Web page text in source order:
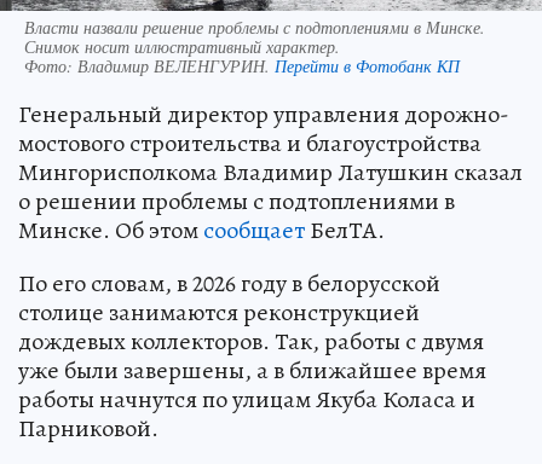
Власти назвали решение проблемы с подтоплениями в Минске.
Снимок носит иллюстративный характер.
Фото: Владимир ВЕЛЕНГУРИН. Перейти в Фотобанк КП
Генеральный директор управления дорожно-
мостового строительства и благоустройства
Мингорисполкома Владимир Латушкин сказал
о решении проблемы с подтоплениями в
Минске. Об этомсообщаетБелТА.
По его словам, в 2026 году в белорусской
столице занимаются реконструкцией
дождевых коллекторов. Так, работы с двумя
уже были завершены, а в ближайшее время
работы начнутся по улицам Якуба Коласа и
Парниковой.